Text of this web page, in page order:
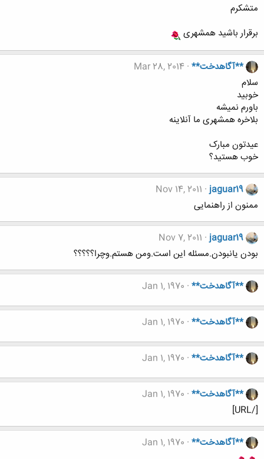
متشکرم
برقرار باشید همشهری
**آگاهدخت** Mar 28, 2014
سلام
خوبید
باورم نمیشه
بلاخره همشهری ما آنلاینه
عیدتون مبارک
خوب هستید؟
jaguar19
Nov 14, 2011
ممنون از راهنمایی
jaguar19
Nov 7, 2011
بودن یانبودن.مسئله این است.ومن هستم.وچرا؟؟؟؟؟
**آگاهدخت** Jan 1, 1970
**آگاهدخت** Jan 1, 1970
**آگاهدخت** Jan 1, 1970
**آگاهدخت** Jan 1, 1970
[/URL]
**آگاهدخت** Jan 1, 1970